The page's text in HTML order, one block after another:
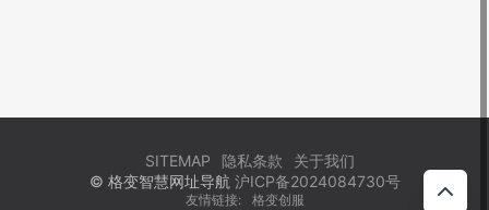
SITEMAP 隐私条款
关于我们
© 格变智慧网址导航 沪ICP备2024084730号
友情链接: 格变创服